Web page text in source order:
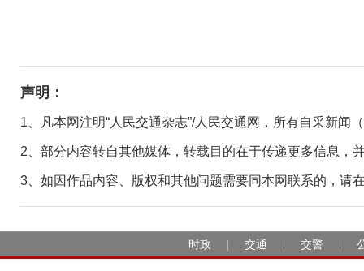
声明：
1、凡本网注明“人民交通杂志”/人民交通网，所有自采新
2、部分内容转自其他媒体，转载目的在于传递更多信息，
3、如因作品内容、版权和其他问题需要同本网联系的，请
时政 交通 交警